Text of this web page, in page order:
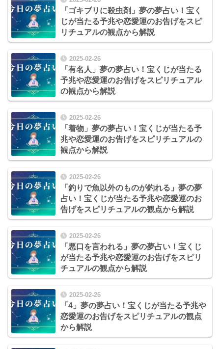
「ゴキブリに殺虫剤」夢の夢占い！宝く
じが当たる予兆や恋愛運のお告げをスピ
リチュアルの観点から解説
2025-02-26
「有名人」夢の夢占い！宝くじが当たる
予兆や恋愛運のお告げをスピリチュアル
の観点から解説
2025-02-26
「着物」夢の夢占い！宝くじが当たる予
兆や恋愛運のお告げをスピリチュアルの
観点から解説
2025-02-26
「釣りで魚以外のものが釣れる」夢の夢
占い！宝くじが当たる予兆や恋愛運のお
告げをスピリチュアルの観点から解説
2025-02-26
「悪口を言われる」夢の夢占い！宝くじ
が当たる予兆や恋愛運のお告げをスピリ
チュアルの観点から解説
2025-02-26
「4」夢の夢占い！宝くじが当たる予兆や
恋愛運のお告げをスピリチュアルの観点
から解説